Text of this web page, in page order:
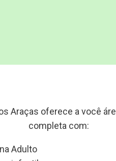
Araças oferece a você
completa com:
Adulto